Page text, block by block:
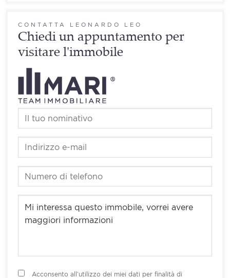
CONTATTA LEONARDO LEO
Chiedi un appuntamento per
visitare l'immobile
Acconsento all’utilizzo dei miei dati per finalità di